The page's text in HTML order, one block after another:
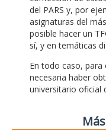
del PARS y, por
asignaturas del
posible hacer un
sí, y en temáticas
En todo caso, para
necesaria haber
universitario oficial